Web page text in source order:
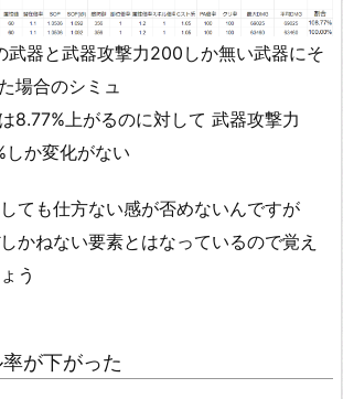
器と武器攻撃力200しか無い武器にそ
場合のシミュ
8.77%上がるのに対して 武器攻撃力
か変化がない
ても仕方ない感が否めないんですが
かねない要素とはなっているので覚え
う
が下がった